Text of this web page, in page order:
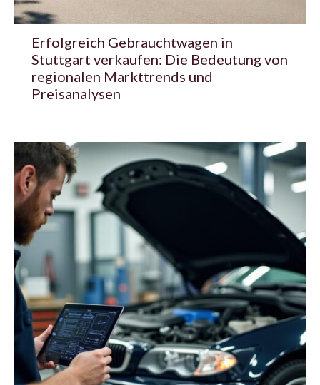
Erfolgreich Gebrauchtwagen in
Stuttgart verkaufen: Die Bedeutung von
regionalen Markttrends und
Preisanalysen